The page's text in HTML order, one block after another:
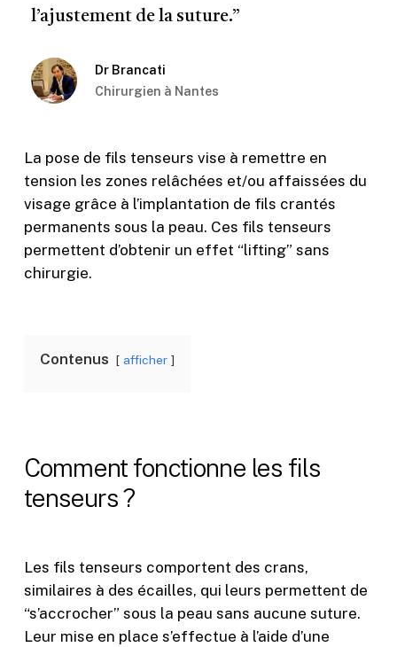
l’ajustement de la suture.”
Dr Brancati
Chirurgien à Nantes
La pose de fils tenseurs vise à remettre en
tension les zones relâchées et/ou affaissées du
visage grâce à l’implantation de fils crantés
permanents sous la peau. Ces fils tenseurs
permettent d’obtenir un effet “lifting” sans
chirurgie.
Contenus afficher
Comment fonctionne les fils
tenseurs?
Les fils tenseurs comportent des crans,
similaires à des écailles, qui leurs permettent de
“s’accrocher” sous la peau sans aucune suture.
Leur mise en place s’effectue à l’aide d’une